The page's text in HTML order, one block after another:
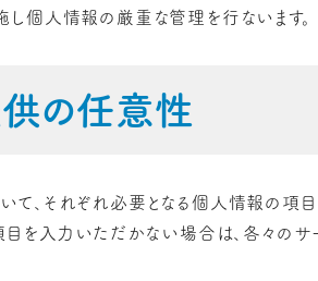
個人情報の厳重な管理を行ないます。
の任意性
て、それぞれ必要となる個人情報の項目
目を入力いただかない場合は、各々の